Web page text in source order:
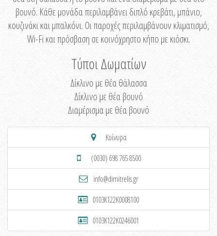
βουνό. Κάθε μονάδα περιλαμβάνει διπλό κρεβάτι, μπάνιο,
κουζινάκι και μπαλκόνι. Οι παροχές περιλαμβάνουν κλιματισμό,
Wi-Fi και πρόσβαση σε κοινόχρηστο κήπο με κιόσκι.
Τύποι Δωματίων
Δίκλινο με θέα θάλασσα
Δίκλινο με θέα βουνό
Διαμέρισμα με θέα βουνό
Κοίνυρα
(0030) 698 765 8500
info@dimitrelis.gr
0103K122K0008100
0103K122K0246001